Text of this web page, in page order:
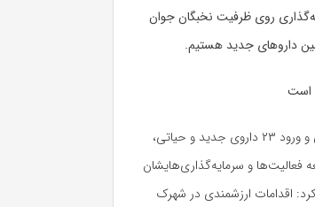
روی ظرفیت نخبگان جوان
داروهای جدید هستیم.
است
محمدرضا ظفرقندی وزیر بهداشت، درمان و آموزش پزشکی با تبریک رونمایی و ورود ۲۳ داروی جدید و حیاتی،
و سرمایه‌گذاری‌هایشان
اقدامات ارزشمندی در شهرک